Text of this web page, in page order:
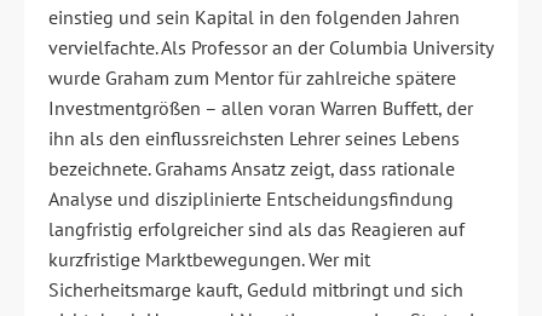
einstieg und sein Kapital in den folgenden Jahren
vervielfachte. Als Professor an der Columbia University
wurde Graham zum Mentor für zahlreiche spätere
Investmentgrößen – allen voran Warren Buffett, der
ihn als den einflussreichsten Lehrer seines Lebens
bezeichnete. Grahams Ansatz zeigt, dass rationale
Analyse und disziplinierte Entscheidungsfindung
langfristig erfolgreicher sind als das Reagieren auf
kurzfristige Marktbewegungen. Wer mit
Sicherheitsmarge kauft, Geduld mitbringt und sich